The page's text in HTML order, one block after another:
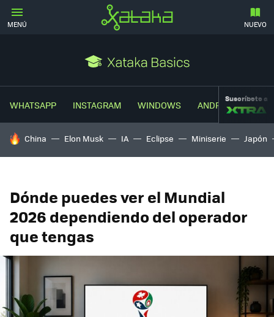
MENÚ NUEVO
WHATSAPP INSTAGRAM WINDOWS ANDROIDSuscríbete a
HOY SE HABLA DE
China Elon Musk IA Eclipse Miniserie Japón
Dónde puedes ver el Mundial
2026 dependiendo del operador
que tengas